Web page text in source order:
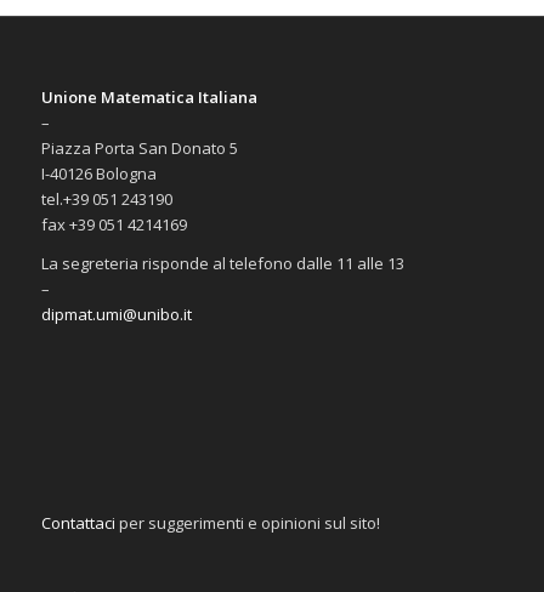
Unione Matematica Italiana
–
Piazza Porta San Donato 5
I-40126 Bologna
tel.+39 051 243190
fax +39 051 4214169
La segreteria risponde al telefono dalle 11 alle 13
–
dipmat.umi@unibo.it
Contattaci per suggerimenti e opinioni sul sito!